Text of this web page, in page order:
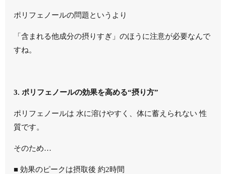
ポリフェノールの問題というより
「含まれる他成分の摂りすぎ」のほうに注意が必要なんで
すね。
3. ポリフェノールの効果を高める“摂り方”
ポリフェノールは 水に溶けやすく、体に蓄えられない 性
質です。
そのため…
■ 効果のピークは摂取後 約2時間